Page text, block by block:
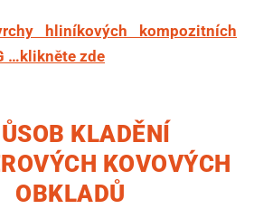
hliníkových kompozitních
…klikněte zde
KLADĚNÍ
KOVOVÝCH
OBKLADŮ